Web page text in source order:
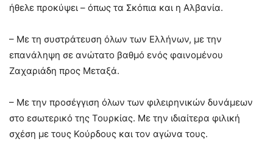
ήθελε προκύψει – όπως τα Σκόπια και η Αλβανία.
– Με τη συστράτευση όλων των Ελλήνων, με την
επανάληψη σε ανώτατο βαθμό ενός φαινομένου
Ζαχαριάδη προς Μεταξά.
– Με την προσέγγιση όλων των φιλειρηνικών δυνάμεων
στο εσωτερικό της Τουρκίας. Με την ιδιαίτερα φιλική
σχέση με τους Κούρδους και τον αγώνα τους.